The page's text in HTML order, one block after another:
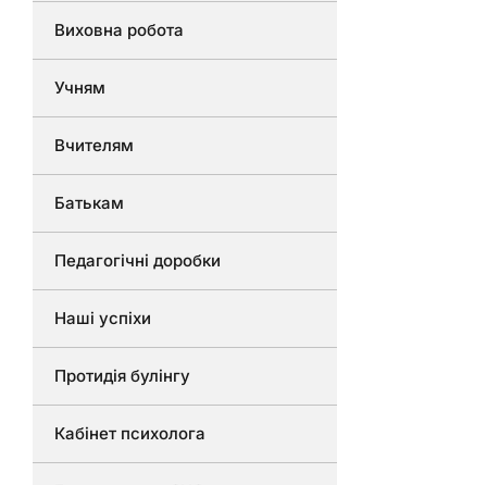
Виховна робота
Учням
Вчителям
Батькам
Педагогічні доробки
Наші успіхи
Протидія булінгу
Кабінет психолога